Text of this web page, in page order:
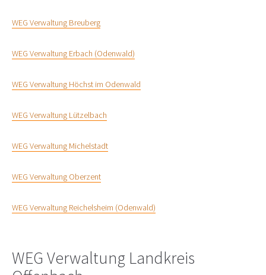
WEG Verwaltung Breuberg
WEG Verwaltung Erbach (Odenwald)
WEG Verwaltung Höchst im Odenwald
WEG Verwaltung Lützelbach
WEG Verwaltung Michelstadt
WEG Verwaltung Oberzent
WEG Verwaltung Reichelsheim (Odenwald)
WEG Verwaltung Landkreis